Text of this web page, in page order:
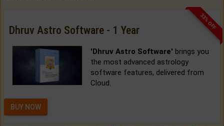
33% OFF
Dhruv Astro Software - 1 Year
'Dhruv Astro Software' brings you
the most advanced astrology
software features, delivered from
Cloud.
BUY NOW